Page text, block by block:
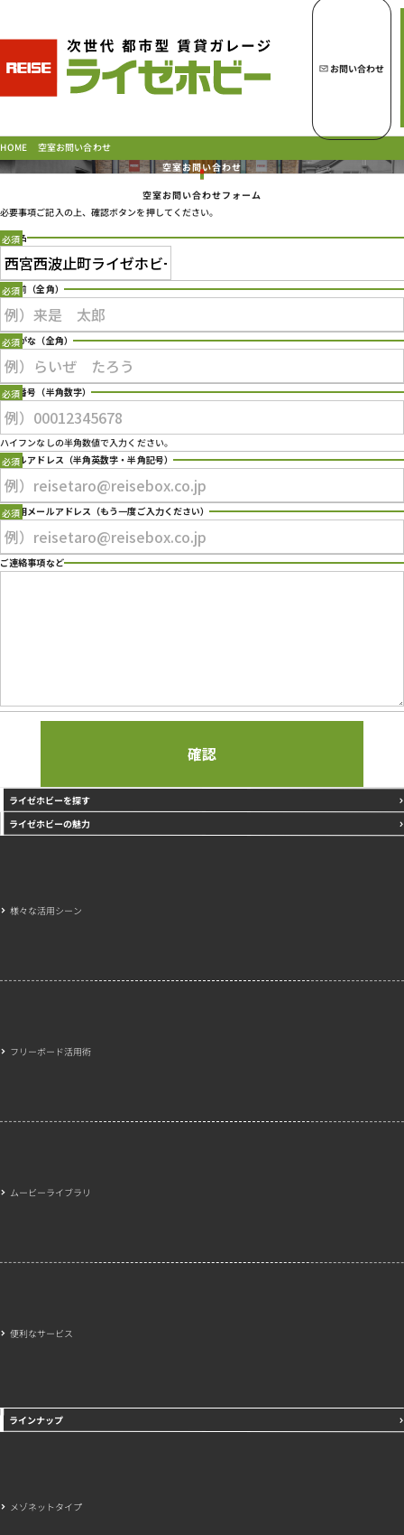
ライゼホビーの魅力
ラインナップ
ご契約の流れ・お支払方法
ご利用中のお客様
よくあるご質問
PICK UP!
お問い合わせ
会社概要
特定商取引法に基づく表示
お問い合わせ
HOME 空室お問い合わせ
空室お問い合わせ
空室お問い合わせフォーム
必要事項ご記入の上、確認ボタンを押してください。
店舗名
Type 2 or more characters for results.
お名前 （全角）
ふりがな （全角）
電話番号 （半角数字）
ハイフンなしの半角数値で入力ください。
メールアドレス （半角英数字・半角記号）
確認用メールアドレス （もう一度ご入力ください）
ご連絡事項など
ライゼホビーを探す
ライゼホビーの魅力
様々な活用シーン
フリーボード活用術
ムービーライブラリ
便利なサービス
ラインナップ
メゾネットタイプ